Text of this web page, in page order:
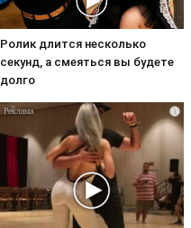
Ролик длится несколько
секунд, а смеяться вы будете
долго
i